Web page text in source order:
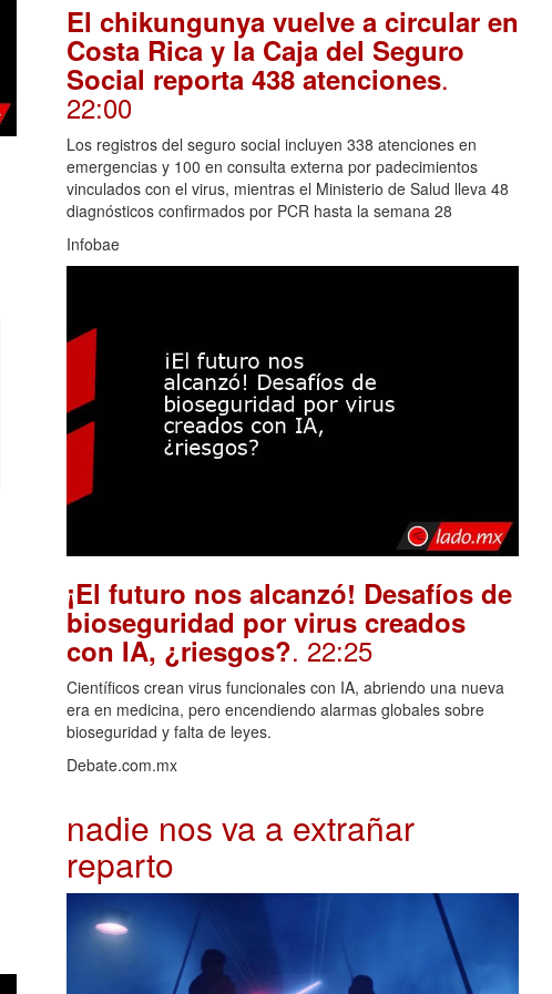
El chikungunya vuelve a circular en
Costa Rica y la Caja del Seguro
Social reporta 438 atenciones.
22:00
Los registros del seguro social incluyen 338 atenciones en
emergencias y 100 en consulta externa por padecimientos
vinculados con el virus, mientras el Ministerio de Salud lleva 48
diagnósticos confirmados por PCR hasta la semana 28
Infobae
¡El futuro nos alcanzó! Desafíos de
bioseguridad por virus creados
con IA, ¿riesgos?. 22:25
Científicos crean virus funcionales con IA, abriendo una nueva
era en medicina, pero encendiendo alarmas globales sobre
bioseguridad y falta de leyes.
Debate.com.mx
nadie nos va a extrañar
reparto